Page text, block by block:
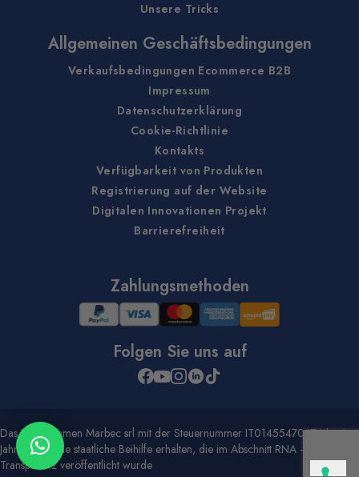
Unsere Tricks
Allgemeinen Geschäftsbedingungen
Verkaufsbedingungen Ecommerce B2B
Impressum
Datenschutzerklärung
Cookie-Richtlinie
Kontakts
Verfügbarkeit von Produkten
Registrierung auf der Website
Digitalen Innovationen Projekt
Barrierefreiheit
Zahlungsmethoden
Folgen Sie uns auf
Das Unternehmen Marbec srl mit der Steuernummer IT01455470474 hat im
Jahr 2020 eine staatliche Beihilfe erhalten, die im Abschnitt RNA -
Transparenz veröffentlicht wurde